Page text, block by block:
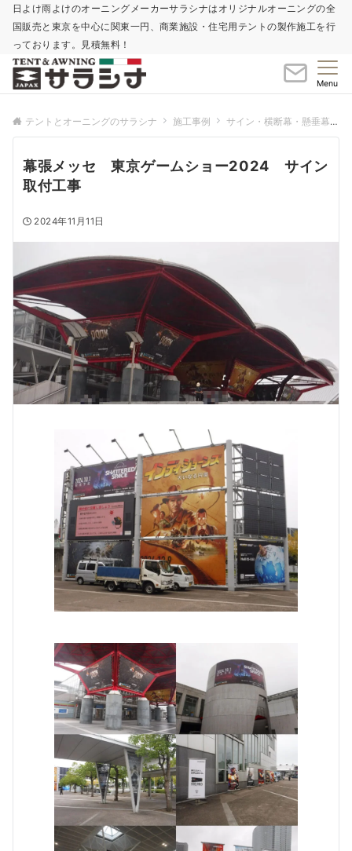
日よけ雨よけのオーニングメーカーサラシナはオリジナルオーニングの全
国販売と東京を中心に関東一円、商業施設・住宅用テントの製作施工を行
っております。見積無料！
Menu
テントとオーニングのサラシナ 施工事例 サイン・横断幕・懸垂幕・バナー
幕張メッセ 東京ゲームショー2024 サイン
取付工事
2024年11月11日